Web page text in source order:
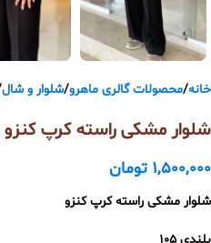
خانه محصولات گالری ماهرو شلوار و شال
شلوار مشکی راسته کرپ کنزو
1,500,000 تومان
شلوار مشکی راسته کرپ کنزو